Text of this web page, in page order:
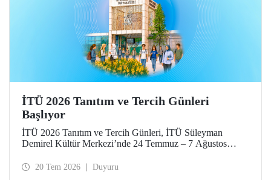
İTÜ 2026 Tanıtım ve Tercih Günleri
Başlıyor
İTÜ 2026 Tanıtım ve Tercih Günleri, İTÜ Süleyman
Demirel Kültür Merkezi’nde 24 Temmuz – 7 Ağustos
sunumlarına katılma, Ayazağa Yerleşkesi’ni otobüsle
20 Tem 2026 Duyuru